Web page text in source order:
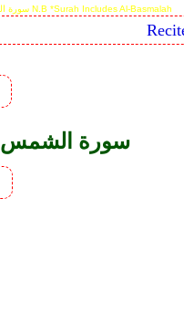
Reciting Murattalah Audio for 91. Surah Ash-Shams سورة الشمس N.B *Surah Includes Al-Basmalah
91. Surah Ash-Shams سورة الشمس